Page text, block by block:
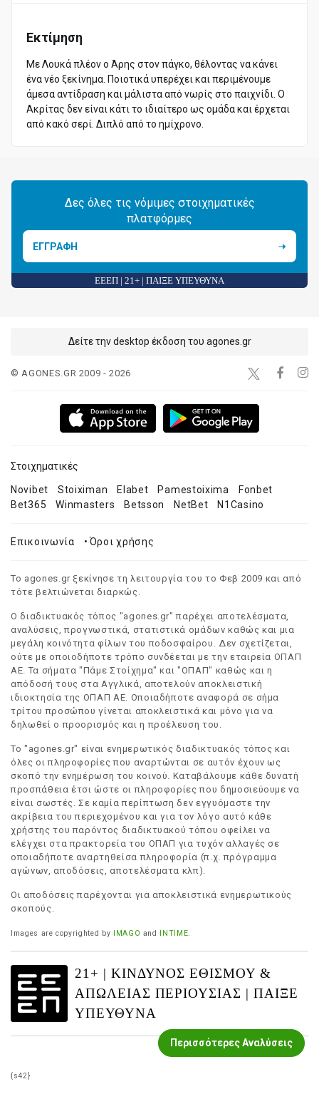
Εκτίμηση
Με Λουκά πλέον ο Άρης στον πάγκο, θέλοντας να κάνει
ένα νέο ξεκίνημα. Ποιοτικά υπερέχει και περιμένουμε
άμεσα αντίδραση και μάλιστα από νωρίς στο παιχνίδι. Ο
Ακρίτας δεν είναι κάτι το ιδιαίτερο ως ομάδα και έρχεται
από κακό σερί. Διπλό από το ημίχρονο.
Δες όλες τις νόμιμες στοιχηματικές
πλατφόρμες
ΕΓΓΡΑΦΗ
ΕΕΕΠ | 21+ | ΠΑΙΞΕ ΥΠΕΥΘΥΝΑ
Περισσότερες Αναλύσεις
Δείτε την desktop έκδοση του agones.gr
© AGONES.GR 2009 - 2026
Στοιχηματικές
Novibet Stoiximan Elabet Pamestoixima
Fonbet
Bet365
Winmasters Betsson NetBet N1Casino
Επικοινωνία •Όροι χρήσης
Το agones.gr ξεκίνησε τη λειτουργία του το Φεβ 2009 και από
τότε βελτιώνεται διαρκώς.
Ο διαδικτυακός τόπος "agones.gr" παρέχει αποτελέσματα,
αναλύσεις, προγνωστικά, στατιστικά ομάδων καθώς και μια
μεγάλη κοινότητα φίλων του ποδοσφαίρου. Δεν σχετίζεται,
ούτε με οποιοδήποτε τρόπο συνδέεται με την εταιρεία ΟΠΑΠ
ΑΕ. Τα σήματα "Πάμε Στοίχημα" και "ΟΠΑΠ" καθώς και η
απόδοσή τους στα Αγγλικά, αποτελούν αποκλειστική
ιδιοκτησία της ΟΠΑΠ ΑΕ. Οποιαδήποτε αναφορά σε σήμα
τρίτου προσώπου γίνεται αποκλειστικά και μόνο για να
δηλωθεί ο προορισμός και η προέλευση του.
Το "agones.gr" είναι ενημερωτικός διαδικτυακός τόπος και
όλες οι πληροφορίες που αναρτώνται σε αυτόν έχουν ως
σκοπό την ενημέρωση του κοινού. Καταβάλουμε κάθε δυνατή
προσπάθεια έτσι ώστε οι πληροφορίες που δημοσιεύουμε να
είναι σωστές. Σε καμία περίπτωση δεν εγγυόμαστε την
ακρίβεια του περιεχομένου και για τον λόγο αυτό κάθε
χρήστης του παρόντος διαδικτυακού τόπου οφείλει να
ελέγχει στα πρακτορεία του ΟΠΑΠ για τυχόν αλλαγές σε
οποιαδήποτε αναρτηθείσα πληροφορία (π.χ. πρόγραμμα
αγώνων, αποδόσεις, αποτελέσματα κλπ).
Οι αποδόσεις παρέχονται για αποκλειστικά ενημερωτικούς
σκοπούς.
Images are copyrighted by IMAGO and INTIME.
21+ | ΚΙΝΔΥΝΟΣ ΕΘΙΣΜΟΥ &
ΑΠΩΛΕΙΑΣ ΠΕΡΙΟΥΣΙΑΣ | ΠΑΙΞΕ
ΥΠΕΥΘΥΝΑ
{s42}